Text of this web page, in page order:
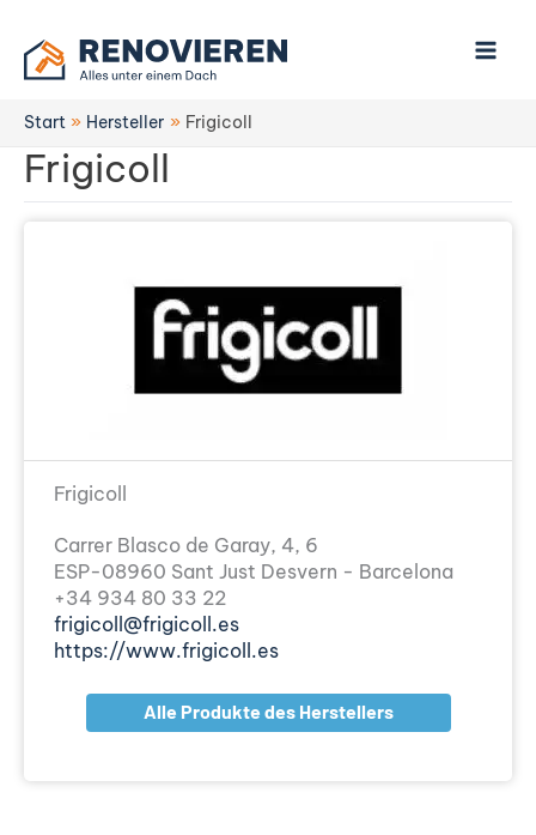
Inhalt
springen
Start Hersteller Frigicoll
Frigicoll
Frigicoll
Carrer Blasco de Garay, 4, 6
ESP-08960 Sant Just Desvern - Barcelona
+34 934 80 33 22
frigicoll@frigicoll.es
https://www.frigicoll.es
Alle Produkte des Herstellers